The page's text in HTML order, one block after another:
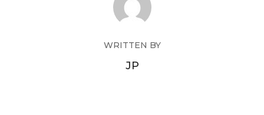
WRITTEN BY
JP